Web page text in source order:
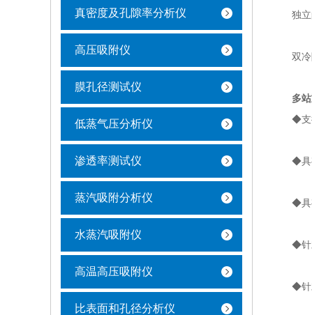
真密度及孔隙率分析仪
高压吸附仪
膜孔径测试仪
低蒸气压分析仪
渗透率测试仪
蒸汽吸附分析仪
水蒸汽吸附仪
高温高压吸附仪
比表面和孔径分析仪
独立的
双冷阱
多
◆支持
◆具有
◆具有
◆针对
◆针对